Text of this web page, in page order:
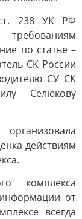
238 УК РФ
по статье –
СК России
СУ СК
Селюкову
действиям
комплекса
от
всегда